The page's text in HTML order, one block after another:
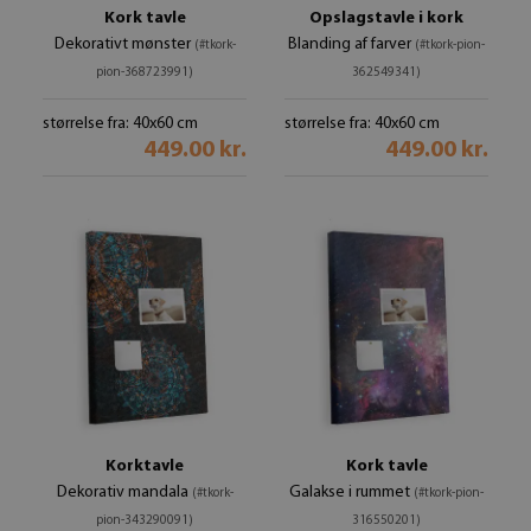
Kork tavle
Dekorativt mønster (#tkork-
pion-368723991)
størrelse fra: 40x60 cm
449.00 kr.
Opslagstavle i kork
Blanding af farver (#tkork-pion-
362549341)
størrelse fra: 40x60 cm
449.00 kr.
Korktavle
Dekorativ mandala (#tkork-
pion-343290091)
Kork tavle
Galakse i rummet (#tkork-pion-
316550201)